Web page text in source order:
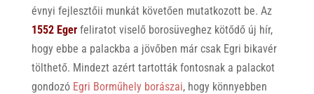
évnyi fejlesztőii munkát követően mutatkozott be. Az
1552 Egerfeliratot viselő borosüveghez kötődő új hír,
hogy ebbe a palackba a jövőben már csak Egri bikavér
tölthető. Mindezt azért tartották fontosnak a palackot
gondozó Egri Borműhely borászai, hogy könnyebben